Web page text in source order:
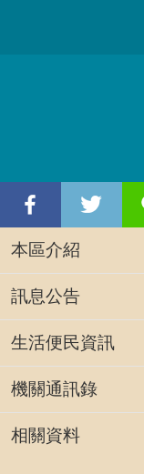
本區介紹
訊息公告
生活便民資訊
機關通訊錄
相關資料